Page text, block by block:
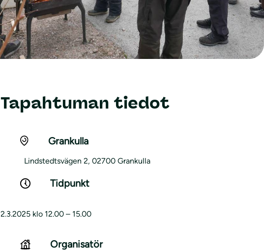
Tapahtuman tiedot
Grankulla
Lindstedtsvägen 2, 02700 Grankulla
Tidpunkt
2.3.2025 klo 12.00 – 15.00
Organisatör